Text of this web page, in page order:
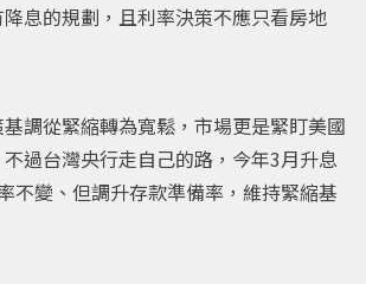
息的規劃，且利率決策不應只看房地
調從緊縮轉為寬鬆，市場更是緊盯美國
過台灣央行走自己的路，今年3月升息
不變、但調升存款準備率，維持緊縮基